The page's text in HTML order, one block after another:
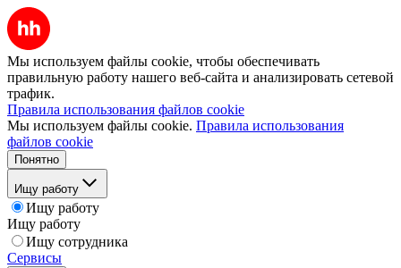
Мы используем файлы cookie, чтобы обеспечивать
правильную работу нашего веб-сайта и анализировать сетевой
трафик.
Правила использования файлов cookie
Мы используем файлы cookie. Правила использования
файлов cookie
Понятно
Ищу работу
Ищу работу
Ищу работу
Ищу сотрудника
Сервисы